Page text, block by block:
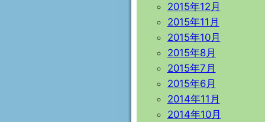
2015年12月
2015年11月
2015年10月
2015年8月
2015年7月
2015年6月
2014年11月
2014年10月